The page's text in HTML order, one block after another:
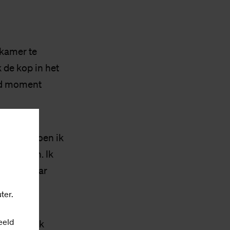
te
de kop in het
moment
Toen ik
staan. Ik
een paar
blank